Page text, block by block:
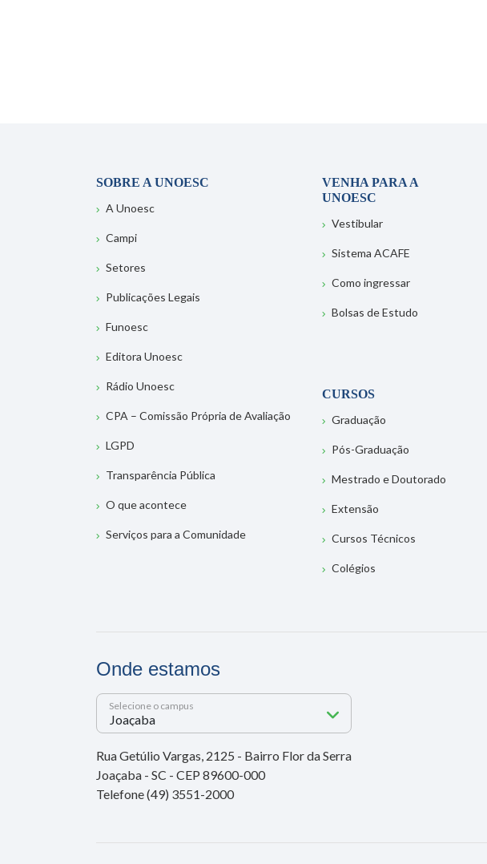
SOBRE A UNOESC
A Unoesc
Campi
Setores
Publicações Legais
Funoesc
Editora Unoesc
Rádio Unoesc
CPA – Comissão Própria de Avaliação
LGPD
Transparência Pública
O que acontece
Serviços para a Comunidade
VENHA PARA A
UNOESC
Vestibular
Sistema ACAFE
Como ingressar
Bolsas de Estudo
CURSOS
Graduação
Pós-Graduação
Mestrado e Doutorado
Extensão
Cursos Técnicos
Colégios
Onde estamos
Selecione o campus
Rua Getúlio Vargas, 2125 - Bairro Flor da Serra
Joaçaba - SC - CEP 89600-000
Telefone (49) 3551-2000